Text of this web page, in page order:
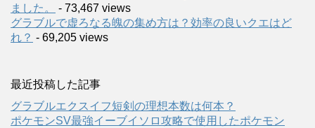
ました。
- 73,467 views
グラブルで虚ろなる魄の集め方は？効率の良いクエはど
れ？ - 69,205 views
最近投稿した記事
グラブルエクスイフ短剣の理想本数は何本？
ポケモンSV最強イーブイソロ攻略で使用したポケモン